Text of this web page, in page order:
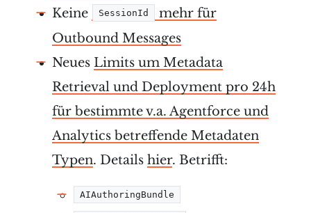
Keine
SessionId
mehr für
Outbound Messages
Neues Limits um Metadata
Retrieval und Deployment pro 24h
für bestimmte v.a. Agentforce und
Analytics betreffende Metadaten
Typen. Details hier. Betrifft:
AIAuthoringBundle